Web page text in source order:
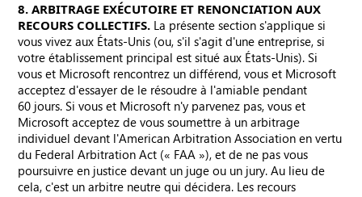
8. ARBITRAGE EXÉCUTOIRE ET RENONCIATION AUX
RECOURS COLLECTIFS. La présente section s'applique si
vous vivez aux États-Unis (ou, s'il s'agit d'une entreprise, si
votre établissement principal est situé aux États-Unis). Si
vous et Microsoft rencontrez un différend, vous et Microsoft
acceptez d'essayer de le résoudre à l'amiable pendant
60 jours. Si vous et Microsoft n'y parvenez pas, vous et
Microsoft acceptez de vous soumettre à un arbitrage
individuel devant l'American Arbitration Association en vertu
du Federal Arbitration Act (« FAA »), et de ne pas vous
poursuivre en justice devant un juge ou un jury. Au lieu de
cela, c'est un arbitre neutre qui décidera. Les recours